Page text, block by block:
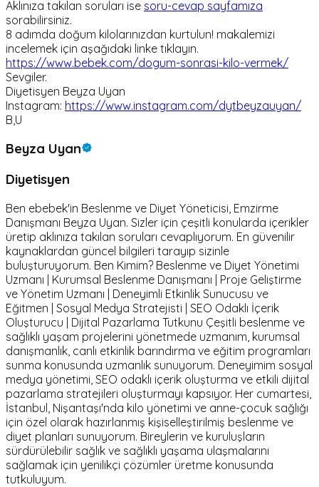
Aklınıza takılan soruları ise soru-cevap sayfamıza
sorabilirsiniz.
8 adımda doğum kilolarınızdan kurtulun! makalemizi
incelemek için aşağıdaki linke tıklayın.
https://www.bebek.com/dogum-sonrasi-kilo-vermek/
Sevgiler.
Diyetisyen Beyza Uyan
Instagram: https://www.instagram.com/dytbeyzauyan/
B,U
Beyza Uyan
Diyetisyen
Ben ebebek'in Beslenme ve Diyet Yöneticisi, Emzirme
Danışmanı Beyza Uyan. Sizler için çeşitli konularda içerikler
üretip aklınıza takılan soruları cevaplıyorum. En güvenilir
kaynaklardan güncel bilgileri tarayıp sizinle
buluşturuyorum. Ben Kimim? Beslenme ve Diyet Yönetimi
Uzmanı | Kurumsal Beslenme Danışmanı | Proje Geliştirme
ve Yönetim Uzmanı | Deneyimli Etkinlik Sunucusu ve
Eğitmen | Sosyal Medya Stratejisti | SEO Odaklı İçerik
Oluşturucu | Dijital Pazarlama Tutkunu Çeşitli beslenme ve
sağlıklı yaşam projelerini yönetmede uzmanım, kurumsal
danışmanlık, canlı etkinlik barındırma ve eğitim programları
sunma konusunda uzmanlık sunuyorum. Deneyimim sosyal
medya yönetimi, SEO odaklı içerik oluşturma ve etkili dijital
pazarlama stratejileri oluşturmayı kapsıyor. Her cumartesi,
İstanbul, Nişantaşı'nda kilo yönetimi ve anne-çocuk sağlığı
için özel olarak hazırlanmış kişiselleştirilmiş beslenme ve
diyet planları sunuyorum. Bireylerin ve kuruluşların
sürdürülebilir sağlık ve sağlıklı yaşama ulaşmalarını
sağlamak için yenilikçi çözümler üretme konusunda
tutkuluyum.